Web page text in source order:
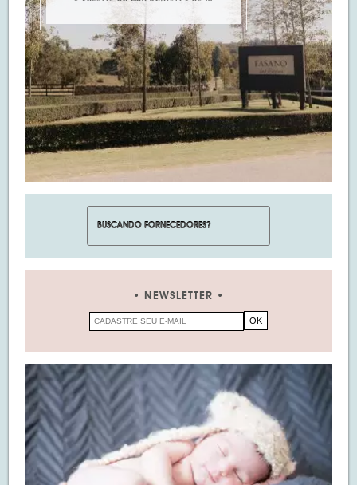
NEWSLETTER